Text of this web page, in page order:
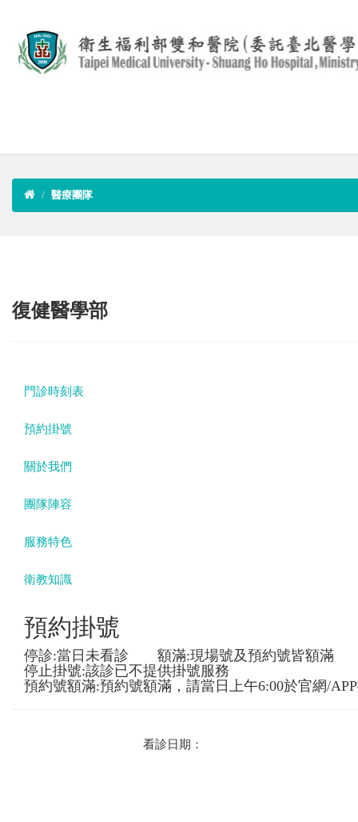
醫療團隊
復健醫學部
門診時刻表
預約掛號
關於我們
團隊陣容
服務特色
衛教知識
預約掛號
停診:當日未看診 額滿:現場號及預約號皆額滿
停止掛號:該診已不提供掛號服務
預約號額滿:預約號額滿，請當日上午6:00於官網/
看診日期：